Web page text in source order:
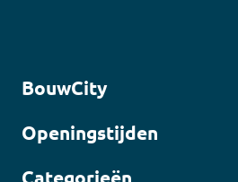
BouwCity
Openingstijden